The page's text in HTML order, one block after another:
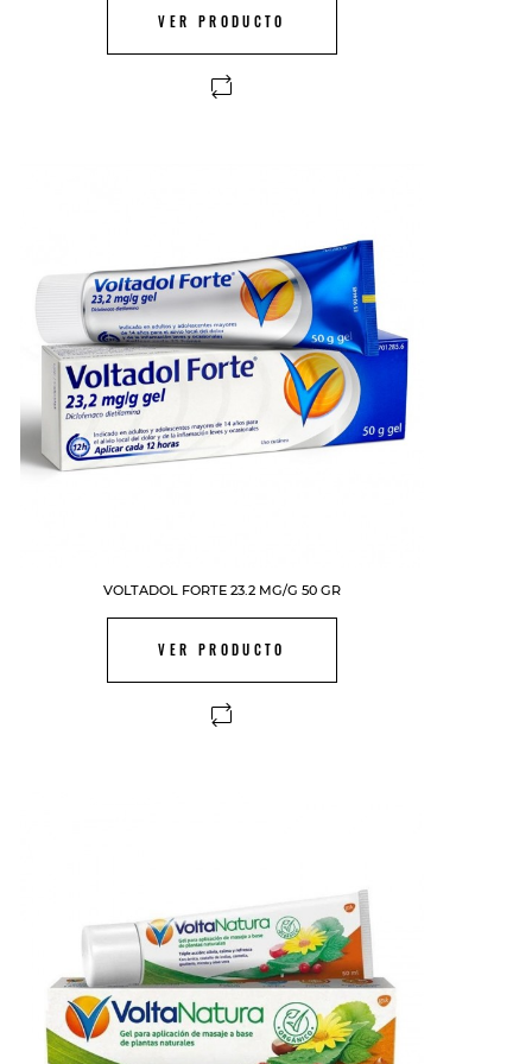
VER PRODUCTO
VOLTADOL FORTE 23.2 MG/G 50 GR
VER PRODUCTO